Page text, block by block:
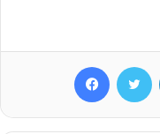
Facebook